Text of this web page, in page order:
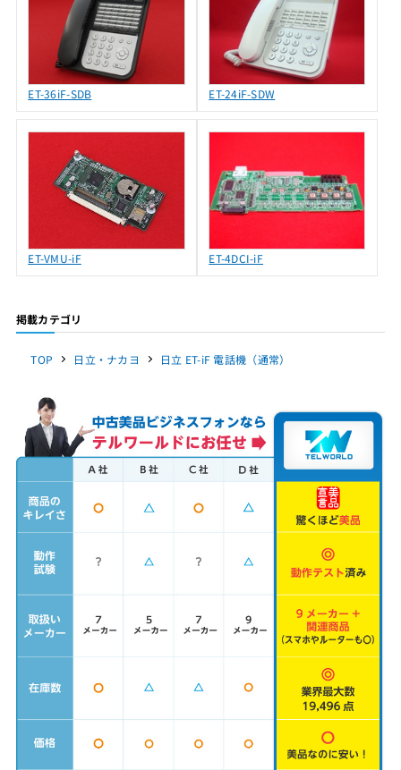
ET-36iF-SDB ET-24iF-SDW
ET-VMU-iF ET-4DCI-iF
掲載カテゴリ
TOP 日立・ナカヨ 日立 ET-iF 電話機（通常）